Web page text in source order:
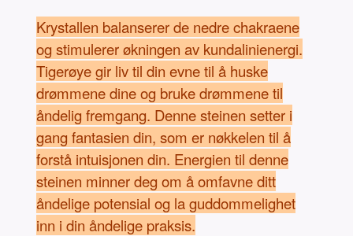
Krystallen balanserer de nedre chakraene
og stimulerer økningen av kundalinienergi.
Tigerøye gir liv til din evne til å huske
drømmene dine og bruke drømmene til
åndelig fremgang. Denne steinen setter i
gang fantasien din, som er nøkkelen til å
forstå intuisjonen din. Energien til denne
steinen minner deg om å omfavne ditt
åndelige potensial og la guddommelighet
inn i din åndelige praksis.